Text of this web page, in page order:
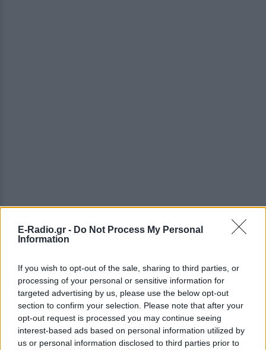
E-Radio.gr - Do Not Process My Personal
Information
If you wish to opt-out of the sale, sharing to third parties, or
processing of your personal or sensitive information for
targeted advertising by us, please use the below opt-out
section to confirm your selection. Please note that after your
opt-out request is processed you may continue seeing
interest-based ads based on personal information utilized by
us or personal information disclosed to third parties prior to
ΔΕΙΤΕ ΕΠΙΣΗΣ
ΣΤΗΝ ΙΔΙΑ ΚΑΤΗΓΟΡΙΑ
Πού εξαφανίστηκε η Dido; Η
τραγουδίστρια που πούλησε 40
εκ. δίσκους άφησε τη δόξα και